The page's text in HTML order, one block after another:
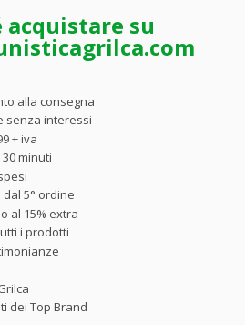
acquistare su
alla consegna
senza interessi
+ iva
minuti
5° ordine
al 15% extra
i prodotti
dei Top Brand